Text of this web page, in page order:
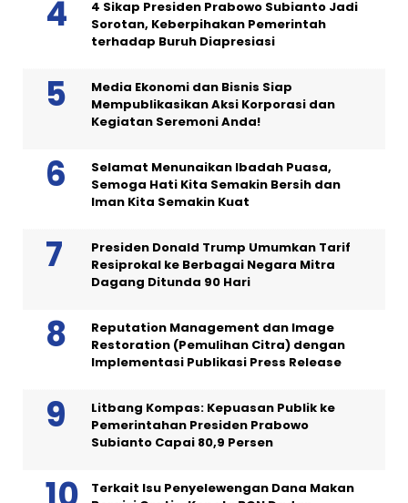
4 Sikap Presiden Prabowo Subianto Jadi
Sorotan, Keberpihakan Pemerintah
terhadap Buruh Diapresiasi
Media Ekonomi dan Bisnis Siap
Mempublikasikan Aksi Korporasi dan
Kegiatan Seremoni Anda!
Selamat Menunaikan Ibadah Puasa,
Semoga Hati Kita Semakin Bersih dan
Iman Kita Semakin Kuat
Presiden Donald Trump Umumkan Tarif
Resiprokal ke Berbagai Negara Mitra
Dagang Ditunda 90 Hari
Reputation Management dan Image
Restoration (Pemulihan Citra) dengan
Implementasi Publikasi Press Release
Litbang Kompas: Kepuasan Publik ke
Pemerintahan Presiden Prabowo
Subianto Capai 80,9 Persen
Terkait Isu Penyelewengan Dana Makan